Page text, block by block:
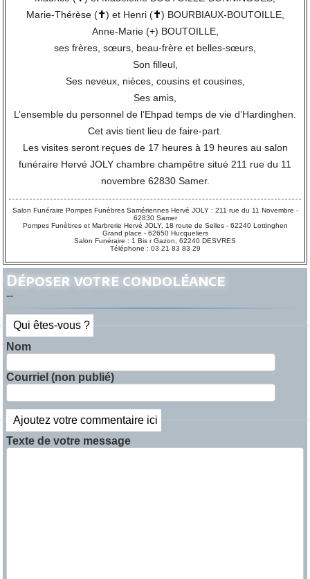
Marie-Thérèse (✝) et Henri (✝) BOURBIAUX-BOUTOILLE,
Anne-Marie (+) BOUTOILLE,
ses frères, sœurs, beau-frère et belles-sœurs,
Son filleul,
Ses neveux, nièces, cousins et cousines,
Ses amis,
L’ensemble du personnel de l’Ehpad temps de vie d’Hardinghen.
Cet avis tient lieu de faire-part.
Les visites seront reçues de 17 heures à 19 heures au salon
funéraire Hervé JOLY chambre champêtre situé 211 rue du 11
novembre 62830 Samer.
Salon Funéraire Pompes Funèbres Samériennes Hervé JOLY : 211 rue du 11 Novembre -
62830 Samer
Pompes Funèbres et Marbrerie Hervé JOLY, 18 route de Selles - 62240 Lottinghen
Grand place - 62650 Hucqueliers
Salon Funéraire : 1 Bis r Gazon, 62240 DESVRES
Téléphone : 03 21 83 83 29
Déposer votre condoléance
--
Qui êtes-vous ?
Nom
Courriel (non publié)
Ajoutez votre commentaire ici
Texte de votre message